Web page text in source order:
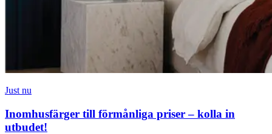
Just nu
Inomhusfärger till förmånliga priser – kolla in
utbudet!